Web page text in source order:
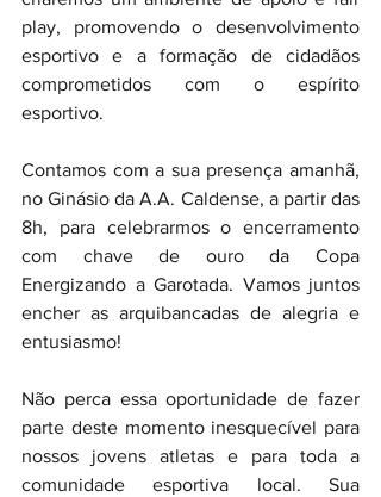
play, promovendo o desenvolvimento
esportivo e a formação de cidadãos
comprometidos com o espírito
esportivo.
Contamos com a sua presença amanhã,
no Ginásio da A.A. Caldense, a partir das
8h, para celebrarmos o encerramento
com chave de ouro da Copa
Energizando a Garotada. Vamos juntos
encher as arquibancadas de alegria e
entusiasmo!
Não perca essa oportunidade de fazer
parte deste momento inesquecível para
nossos jovens atletas e para toda a
comunidade esportiva local. Sua